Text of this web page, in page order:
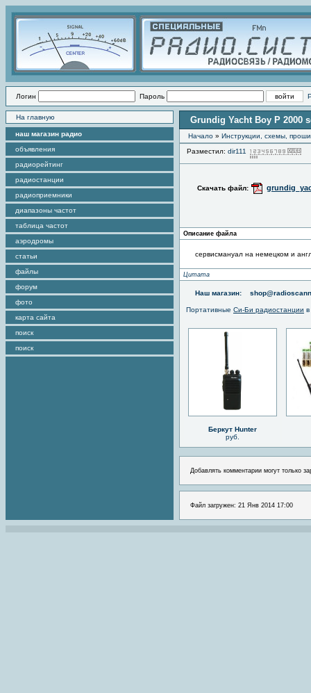
Логин Пароль
На главную
наш магазин радио
объявления
радиорейтинг
радиостанции
радиоприемники
диапазоны частот
таблица частот
аэродромы
статьи
файлы
форум
фото
карта сайта
поиск
поиск
Grundig Yacht Boy P 2000
Начало » Инструкции, схемы,
Разместил: dir111
Скачать файл:
Описание файла
сервисмануал на немецком и
Цитата
Наш магазин:
Портативные Си-Би радиостанции
Беркут Hunter
руб.
Добавлять комментарии могут только
Файл загружен: 21 Янв 2014 17:00